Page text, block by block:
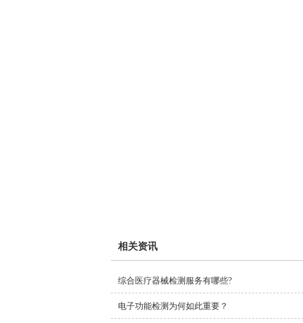
- 江门
- 汕头
相关资讯
综合医疗器械检测服务有哪些?
电子功能检测为何如此重要？